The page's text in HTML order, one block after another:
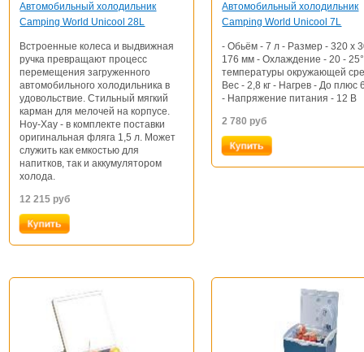
Автомобильный холодильник
Camping World Unicool 28L
Встроенные колеса и выдвижная
ручка превращают процесс
перемещения загруженного
автомобильного холодильника в
удовольствие. Стильный мягкий
карман для мелочей на корпусе.
Ноу-Хау - в комплекте поставки
оригинальная фляга 1,5 л. Может
служить как емкостью для
напитков, так и аккумулятором
холода.
12 215 руб
Автомобильный холодильник
Camping World Unicool 7L
- Обьём - 7 л - Размер - 320 x
176 мм - Охлаждение - 20 -
температуры окружающей
Вес - 2,8 кг - Нагрев - До плюс
- Напряжение питания - 12 В
2 780 руб